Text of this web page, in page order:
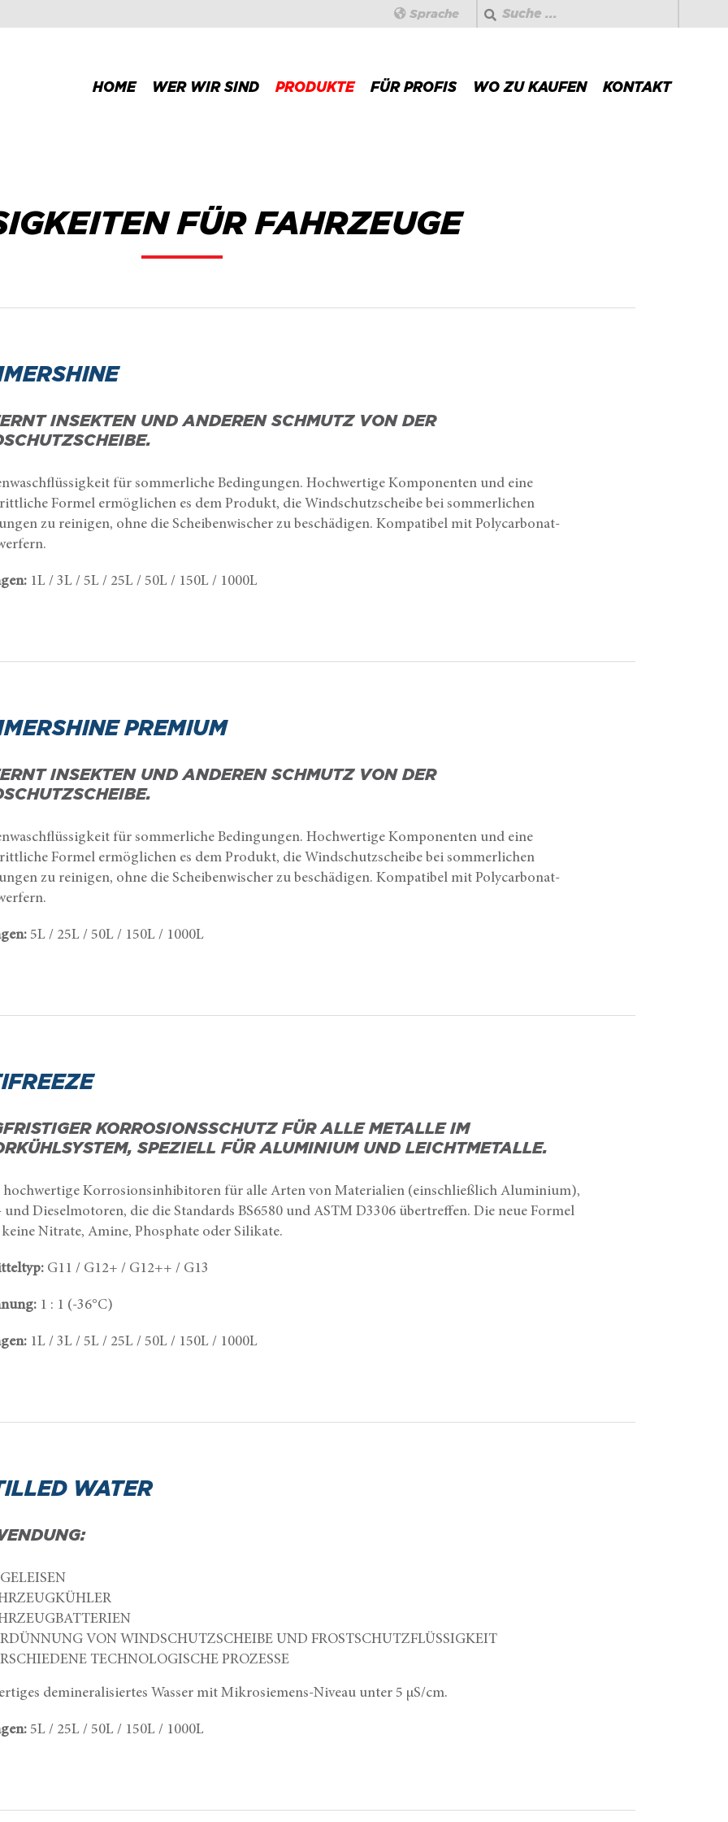
Sprache Suchen
HOME WER WIR SIND PRODUKTE FÜR PROFIS WO ZU KAUFEN KONTAKT
FÜR FAHRZEUGE
INSEKTEN UND ANDEREN SCHMUTZ VON DER
für sommerliche Bedingungen. Hochwertige Komponenten und eine
Formel ermöglichen es dem Produkt, die Windschutzscheibe bei sommerlichen
zu reinigen, ohne die Scheibenwischer zu beschädigen. Kompatibel mit Polycarbonat-
1L / 3L / 5L / 25L / 50L / 150L / 1000L
PREMIUM
INSEKTEN UND ANDEREN SCHMUTZ VON DER
für sommerliche Bedingungen. Hochwertige Komponenten und eine
Formel ermöglichen es dem Produkt, die Windschutzscheibe bei sommerlichen
zu reinigen, ohne die Scheibenwischer zu beschädigen. Kompatibel mit Polycarbonat-
5L / 25L / 50L / 150L / 1000L
KORROSIONSSCHUTZ FÜR ALLE METALLE IM
SPEZIELL FÜR ALUMINIUM UND LEICHTMETALLE.
hochwertige Korrosionsinhibitoren für alle Arten von Materialien (einschließlich Aluminium),
und Dieselmotoren, die die Standards BS6580 und ASTM D3306 übertreffen. Die neue Formel
Nitrate, Amine, Phosphate oder Silikate.
G11 / G12+ / G12++ / G13
1 : 1 (-36°C)
1L / 3L / 5L / 25L / 50L / 150L / 1000L
WATER
VON WINDSCHUTZSCHEIBE UND FROSTSCHUTZFLÜSSIGKEIT
TECHNOLOGISCHE PROZESSE
demineralisiertes Wasser mit Mikrosiemens-Niveau unter 5 μS/cm.
5L / 25L / 50L / 150L / 1000L